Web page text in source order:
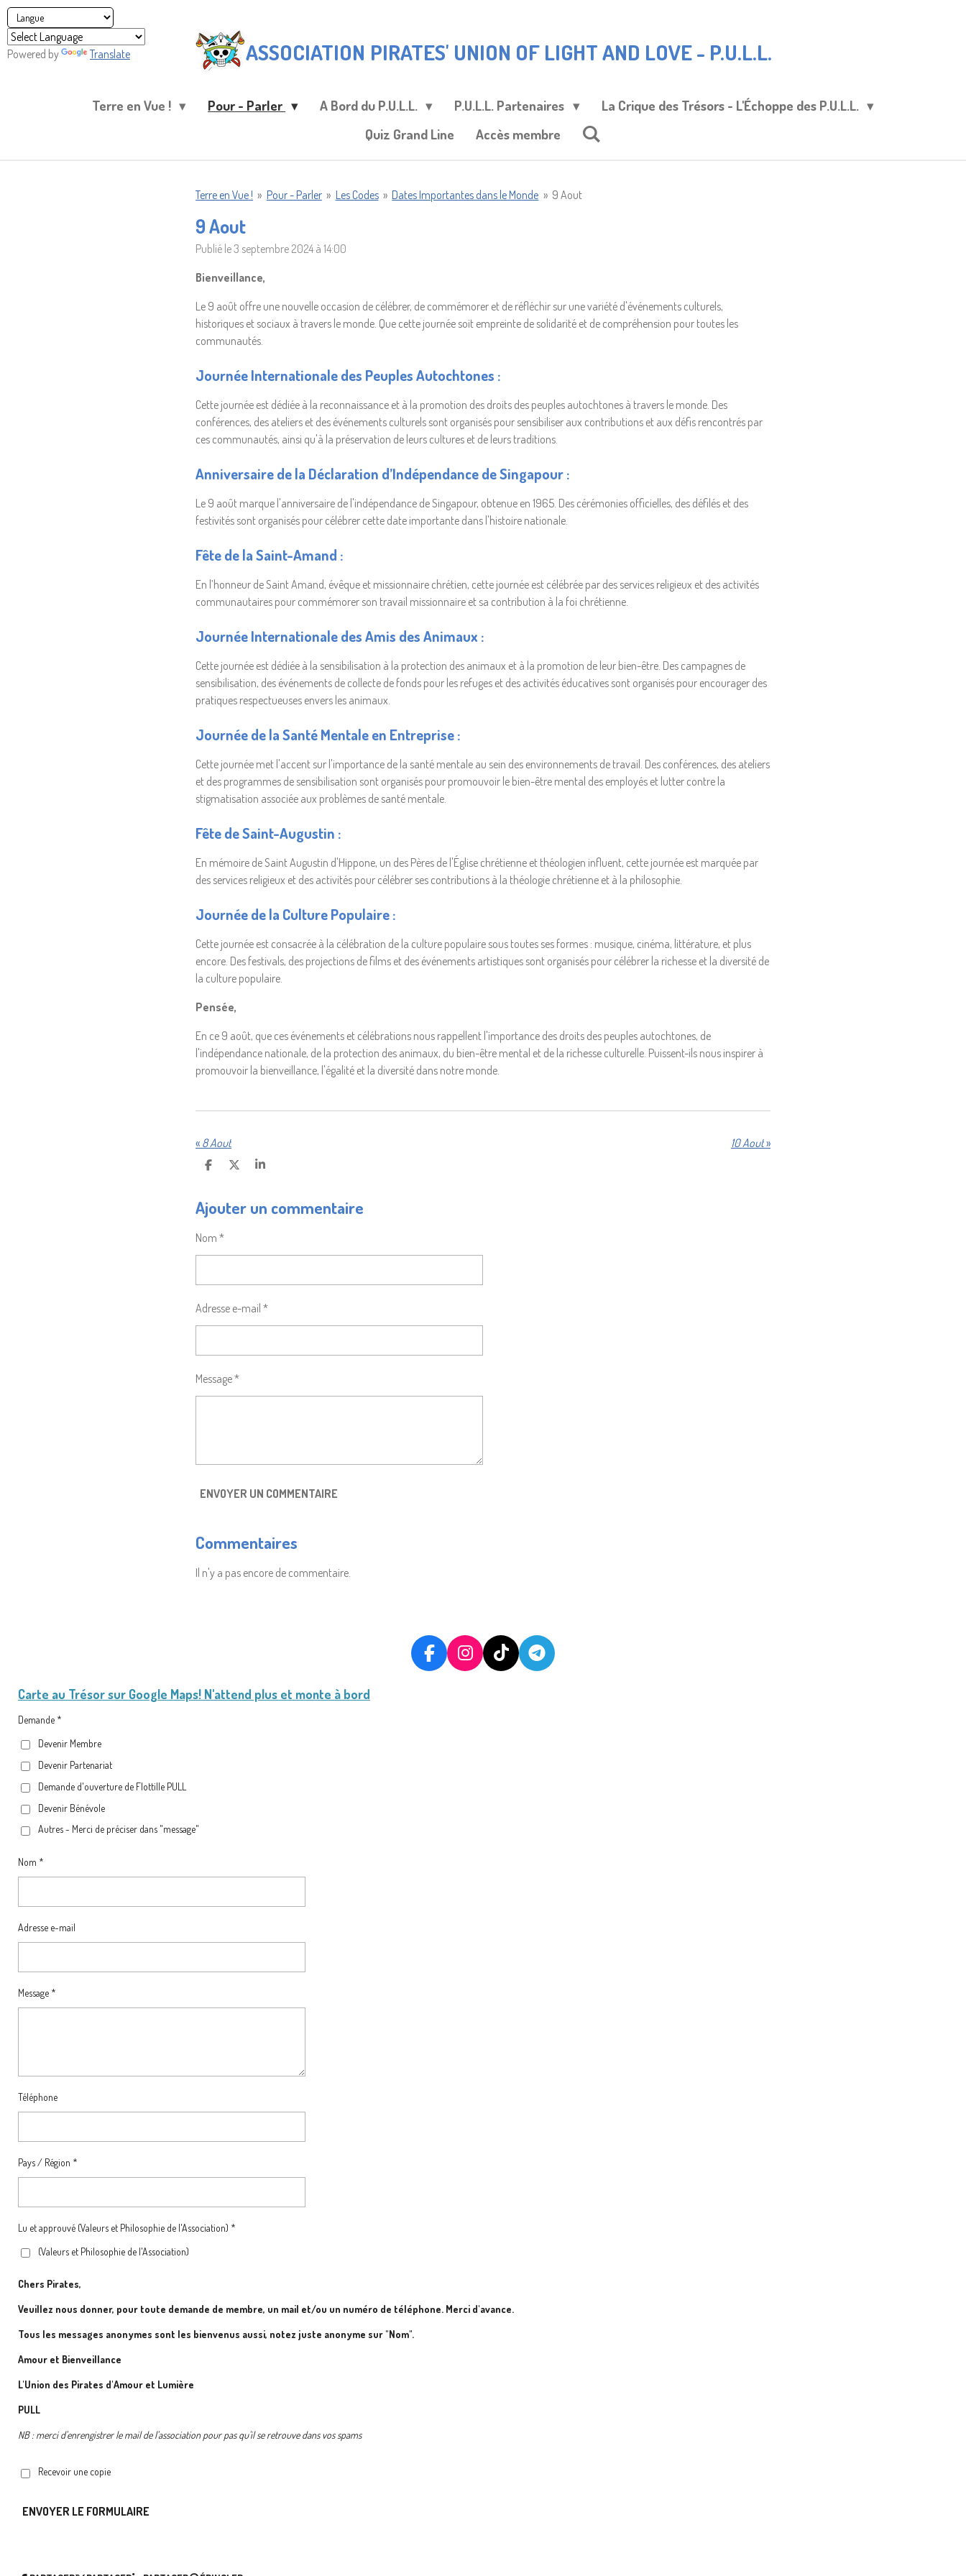
Powered by Translate
Passer
au
contenu
ASSOCIATION PIRATES' UNION OF LIGHT AND LOVE - P.U.L.L.
Terre en Vue ! Pour - Parler A Bord du P.U.L.L. P.U.L.L. Partenaires
La Crique des Trésors - L'Échoppe des P.U.L.L.
Quiz Grand Line
Accès membre
Terre en Vue ! » Pour - Parler » Les Codes » Dates Importantes dans le Monde » 9 Aout
9 Aout
Publié le 3 septembre 2024 à 14:00
Bienveillance,
Le 9 août offre une nouvelle occasion de célébrer, de commémorer et de réfléchir sur une variété d'événements culturels,
historiques et sociaux à travers le monde. Que cette journée soit empreinte de solidarité et de compréhension pour toutes les
communautés.
Journée Internationale des Peuples Autochtones :
Cette journée est dédiée à la reconnaissance et à la promotion des droits des peuples autochtones à travers le monde. Des
conférences, des ateliers et des événements culturels sont organisés pour sensibiliser aux contributions et aux défis rencontrés par
ces communautés, ainsi qu'à la préservation de leurs cultures et de leurs traditions.
Anniversaire de la Déclaration d’Indépendance de Singapour :
Le 9 août marque l'anniversaire de l'indépendance de Singapour, obtenue en 1965. Des cérémonies officielles, des défilés et des
festivités sont organisés pour célébrer cette date importante dans l'histoire nationale.
Fête de la Saint-Amand :
En l’honneur de Saint Amand, évêque et missionnaire chrétien, cette journée est célébrée par des services religieux et des activités
communautaires pour commémorer son travail missionnaire et sa contribution à la foi chrétienne.
Journée Internationale des Amis des Animaux :
Cette journée est dédiée à la sensibilisation à la protection des animaux et à la promotion de leur bien-être. Des campagnes de
sensibilisation, des événements de collecte de fonds pour les refuges et des activités éducatives sont organisés pour encourager des
pratiques respectueuses envers les animaux.
Journée de la Santé Mentale en Entreprise :
Cette journée met l'accent sur l'importance de la santé mentale au sein des environnements de travail. Des conférences, des ateliers
et des programmes de sensibilisation sont organisés pour promouvoir le bien-être mental des employés et lutter contre la
stigmatisation associée aux problèmes de santé mentale.
Fête de Saint-Augustin :
En mémoire de Saint Augustin d'Hippone, un des Pères de l'Église chrétienne et théologien influent, cette journée est marquée par
des services religieux et des activités pour célébrer ses contributions à la théologie chrétienne et à la philosophie.
Journée de la Culture Populaire :
Cette journée est consacrée à la célébration de la culture populaire sous toutes ses formes : musique, cinéma, littérature, et plus
encore. Des festivals, des projections de films et des événements artistiques sont organisés pour célébrer la richesse et la diversité de
la culture populaire.
Pensée,
En ce 9 août, que ces événements et célébrations nous rappellent l'importance des droits des peuples autochtones, de
l'indépendance nationale, de la protection des animaux, du bien-être mental et de la richesse culturelle. Puissent-ils nous inspirer à
promouvoir la bienveillance, l'égalité et la diversité dans notre monde.
« 8 Aout 10 Aout»
P
T
A
E
P
A
P
A
Ajouter un commentaire
Nom *
Adresse e-mail *
Message *
ENVOYER UN COMMENTAIRE
Commentaires
Il n'y a pas encore de commentaire.
F
A
I
N
T
I
T
E
Carte au Trésorsur Google Maps! N'attend plus et monte à bord
Demande *
Devenir Membre
Devenir Partenariat
Demande d'ouverture de Flottille PULL
Devenir Bénévole
Autres - Merci de préciser dans "message"
Nom *
Adresse e-mail
Message *
Téléphone
Pays / Région *
Lu et approuvé (Valeurs et Philosophie de l'Association) *
(Valeurs et Philosophie de l'Association)
Chers Pirates,
Veuillez nous donner, pour toute demande de membre, un mail et/ou un numéro de téléphone. Merci d'avance.
Tous les messages anonymes sont les bienvenus aussi, notez juste anonyme sur "Nom".
Amour et Bienveillance
L'Union des Pirates d'Amour et Lumière
PULL
NB : merci d'enrengistrer le mail de l'association pour pas qu'il se retrouve dans vos spams
Recevoir une copie
ENVOYER LE FORMULAIRE